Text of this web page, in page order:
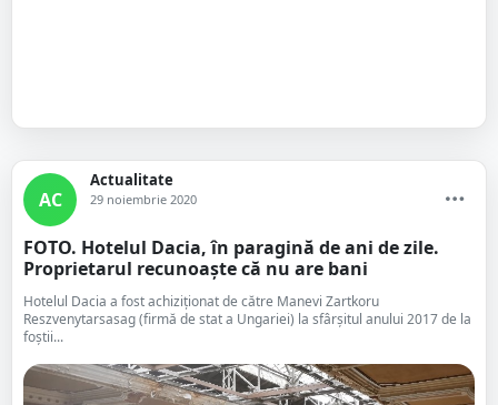
AC
Actualitate
29 noiembrie 2020
FOTO. Hotelul Dacia, în paragină de ani de zile.
Proprietarul recunoaște că nu are bani
Hotelul Dacia a fost achiziționat de către Manevi Zartkoru
Reszvenytarsasag (firmă de stat a Ungariei) la sfârșitul anului 2017 de la
foștii...